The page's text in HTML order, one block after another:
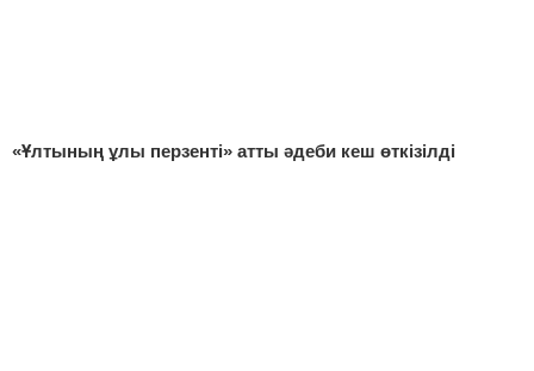
«Ұлтының ұлы перзенті» атты әдеби кеш өткізілді